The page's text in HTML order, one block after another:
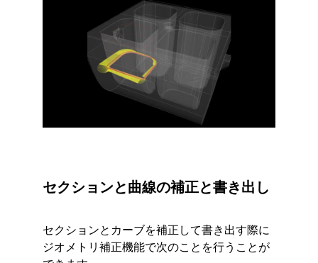
セクションと曲線の補正と書き出し
セクションとカーブを補正して書き出す際に
ジオメトリ補正機能で次のことを行うことが